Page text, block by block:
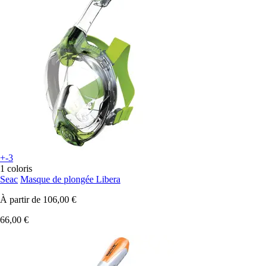
+-3
1 coloris
Seac Masque de plongée Libera
À partir de 106,00 €
66,00 €